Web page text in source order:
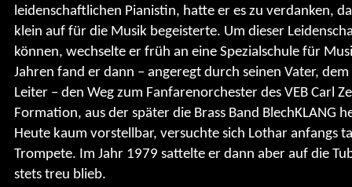
leidenschaftlichen Pianistin, hatte er es zu verdanken,
klein auf für die Musik begeisterte. Um dieser
können, wechselte er früh an eine Spezialschule für
Jahren fand er dann – angeregt durch seinen Vater,
Leiter – den Weg zum Fanfarenorchester des VEB Carl
Formation, aus der später die Brass Band BlechKLANG
Heute kaum vorstellbar, versuchte sich Lothar anfangs
Trompete. Im Jahr 1979 sattelte er dann aber auf die
stets treu blieb.